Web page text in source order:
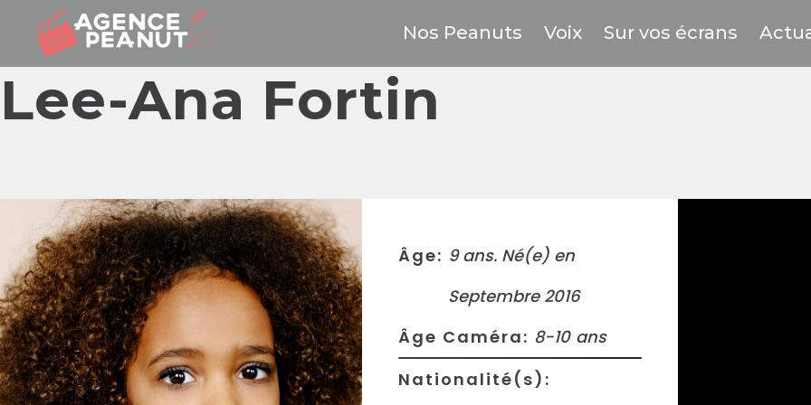
Nos Peanuts Voix Sur vos écrans
Lee-Ana Fortin
Âge: 9 ans. Né(e) en
Septembre 2016
Âge Caméra: 8-10 ans
Nationalité(s):